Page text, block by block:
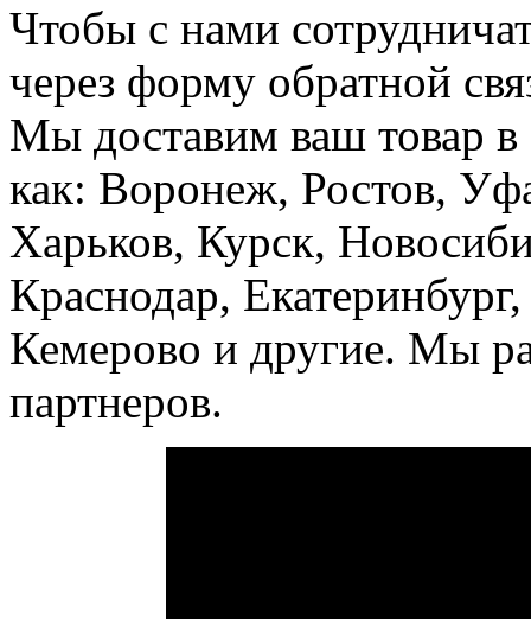
Чтобы с нами
через форму обратной
Мы доставим ваш товар в
как: Воронеж, Ростов,
Харьков, Курск,
Краснодар,
Кемерово и другие. Мы
партнеров.